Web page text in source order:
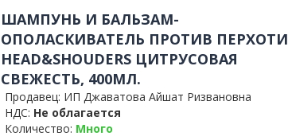
ШАМПУНЬ И БАЛЬЗАМ-
ОПОЛАСКИВАТЕЛЬ ПРОТИВ ПЕРХОТИ
HEAD&SHOUDERS ЦИТРУСОВАЯ
СВЕЖЕСТЬ, 400МЛ.
Продавец: ИП Джаватова Айшат Ризвановна
НДС: Не облагается
Количество: Много